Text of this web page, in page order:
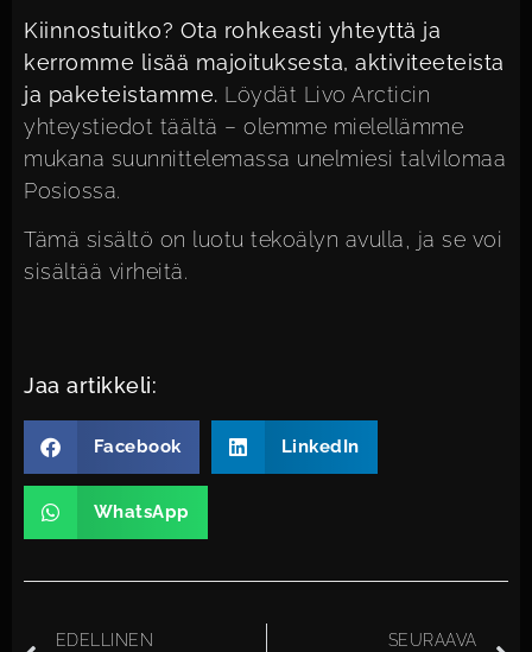
Kiinnostuitko? Ota rohkeasti yhteyttä ja
kerromme lisää majoituksesta, aktiviteeteista
ja paketeistamme. Löydät Livo Arcticin
yhteystiedot täältä – olemme mielellämme
mukana suunnittelemassa unelmiesi talvilomaa
Posiossa.
Tämä sisältö on luotu tekoälyn avulla, ja se voi
sisältää virheitä.
Jaa artikkeli:
Facebook LinkedIn
WhatsApp
EDELLINEN SEURAAVA